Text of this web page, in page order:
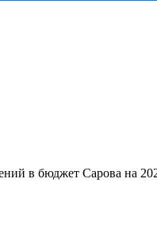
в бюджет Сарова на